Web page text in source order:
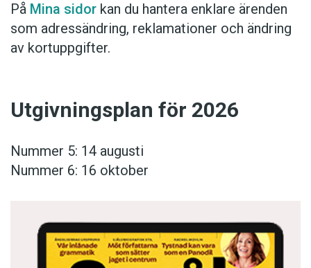
På Mina sidor kan du hantera enklare ärenden
som adressändring, reklamationer och ändring
av kortuppgifter.
Utgivningsplan för 2026
Nummer 5: 14 augusti
Nummer 6: 16 oktober